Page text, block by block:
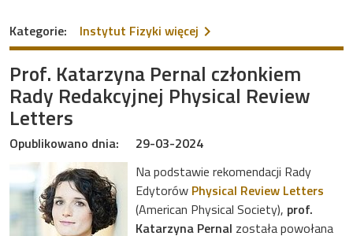
Kategorie: Instytut Fizyki więcej na temat Prof. Katarzyna
Prof. Katarzyna Pernal członkiem
Rady Redakcyjnej Physical Review
Letters
Opublikowano dnia:
29-03-2024
Na podstawie rekomendacji Rady
Edytorów Physical Review Letters
(American Physical Society), prof.
Katarzyna Pernal została powołana